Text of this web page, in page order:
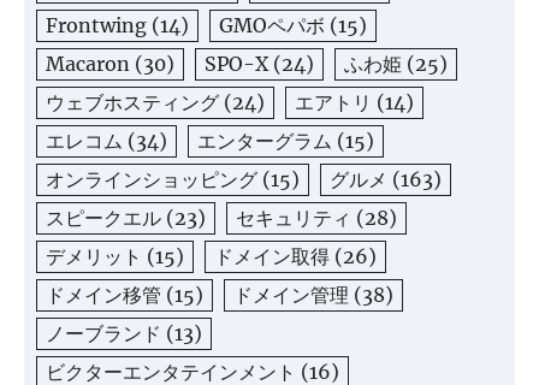
Frontwing (14) GMOペパボ (15)
Macaron (30) SPO-X (24) ふわ姫 (25)
ウェブホスティング (24) エアトリ (14)
エレコム (34) エンターグラム (15)
オンラインショッピング (15) グルメ (163)
スピークエル (23) セキュリティ (28)
デメリット (15) ドメイン取得 (26)
ドメイン移管 (15) ドメイン管理 (38)
ノーブランド (13)
ビクターエンタテインメント (16)